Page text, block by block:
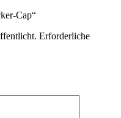
Cap“
Erforderliche